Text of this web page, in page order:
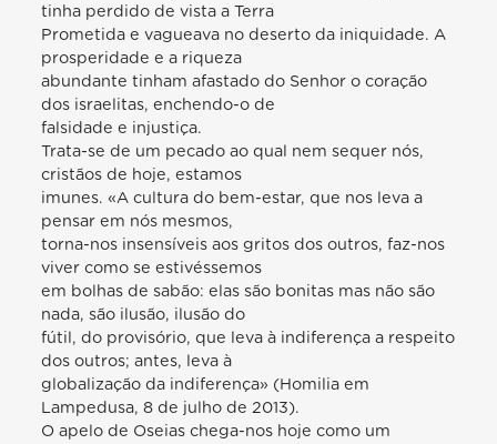
tinha perdido de vista a Terra
Prometida e vagueava no deserto da iniquidade. A
prosperidade e a riqueza
abundante tinham afastado do Senhor o coração
dos israelitas, enchendo-o de
falsidade e injustiça.
Trata-se de um pecado ao qual nem sequer nós,
cristãos de hoje, estamos
imunes. «A cultura do bem-estar, que nos leva a
pensar em nós mesmos,
torna-nos insensíveis aos gritos dos outros, faz-nos
viver como se estivéssemos
em bolhas de sabão: elas são bonitas mas não são
nada, são ilusão, ilusão do
fútil, do provisório, que leva à indiferença a respeito
dos outros; antes, leva à
globalização da indiferença» (Homilia em
Lampedusa, 8 de julho de 2013).
O apelo de Oseias chega-nos hoje como um